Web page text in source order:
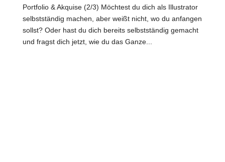
Portfolio & Akquise (2/3) Möchtest du dich als Illustrator
selbstständig machen, aber weißt nicht, wo du anfangen
sollst? Oder hast du dich bereits selbstständig gemacht
und fragst dich jetzt, wie du das Ganze...